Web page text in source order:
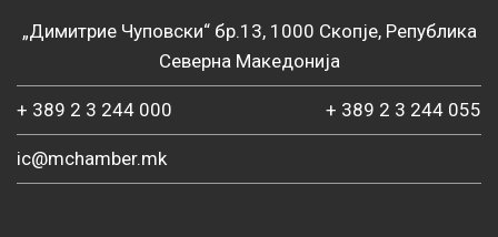
„Димитрие Чуповски“ бр.13, 1000 Скопје, Република
Северна Македонија
+ 389 2 3 244 000 + 389 2 3 244 055
ic@mchamber.mk